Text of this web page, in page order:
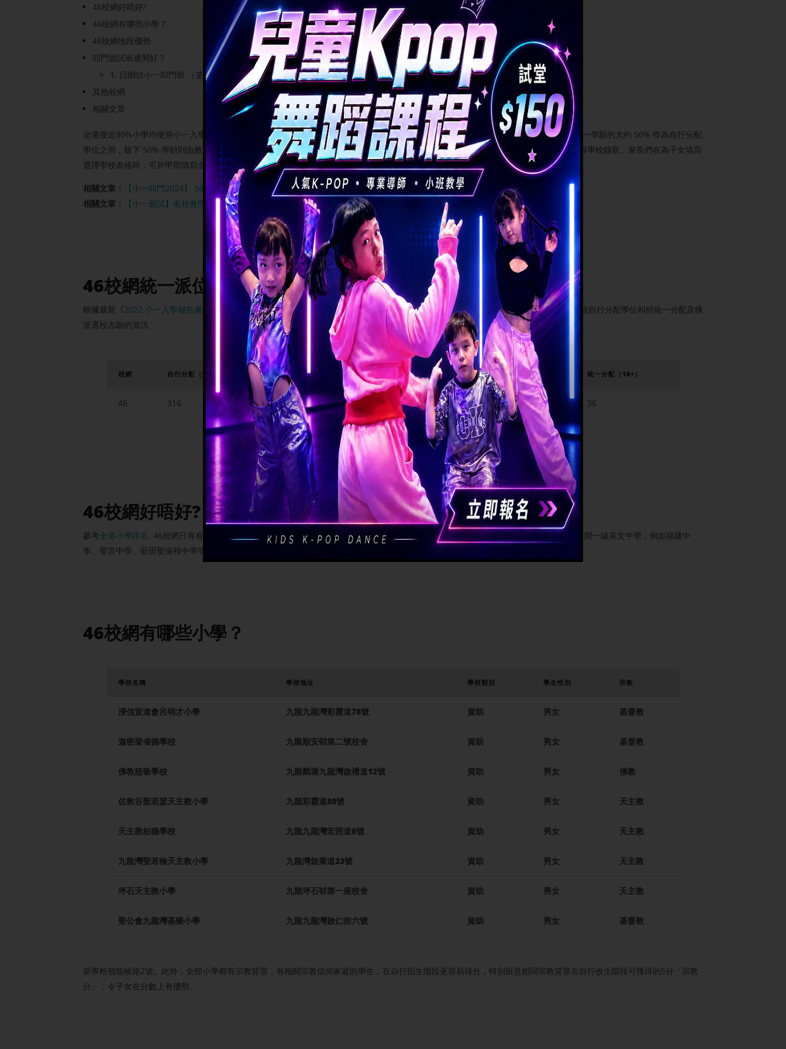
46校網好唔好?
46校網有哪些小學？
46校網地段優勢
叩門面試班邊間好？
1. 日朗坊小一叩門班 （荃灣/九龍/屯門/元朗）
其他校網
相關文章
全港接近90%小學均使用小一入學統籌辦法收錄學生，當中收生方法分為「自行分配學位」及「統一派位」兩個程序，每所小學將其全部小一學額的大約 50% 作為自行分配
學位之用，餘下 50% 學額則由教育局統一分配。當學童未能在「自行分配學位」階段獲得心儀的學校垂青，便要使用「統一派位」務求獲得學校錄取。家長們在為子女填寫
選擇學校表格時，可於甲部填寫全港任何官立或資助小學；而在乙部則必須填寫住址所屬學校網的「統一派位選校名單」內的學校。
相關文章：
【小一叩門2024】 5個增加錄取機會必睇攻略 附叩門信範本
相關文章：
【小一面試】名校會問什麼？面試班邊間好？附送2024年面試常見問題
46校網統一派位入學數據
根據最新《 2022 小一入學報告書 》, 46校網在2022年總共有1084個小一學位, 而經統一分配的學位則有536個, 佔總額的49%。以下是經學校自行分配學位和經統一分配及獲
派選校志願的資訊
校網 自行分配 （甲類） 自行分配 （乙類） 統一分配 （1-3） 統一分配（4-10） 統一分配 （10+）
46 316 232 390 110 36
46校網好唔好?
參考全港小學排名, 46校網只有有1間是全港Top 100的小學，就是九龍灣聖若翰天主教小學。46校網有著强大的中學網絡，觀塘區雲集了多間一線英文中學，例如福建中
學、聖言中學、藍田聖保祿中學等。
46校網有哪些小學？
學校名稱 學校地址 學校類別 學生性別 宗教
浸信宣道會呂明才小學 九龍九龍灣彩霞道78號 資助 男女 基督教
迦密梁省德學校 九龍順安邨第二號校舍 資助 男女 基督教
佛教慈敬學校 九龍觀塘九龍灣啟禮道12號 資助 男女 佛教
佐敦谷聖若瑟天主教小學 九龍彩霞道80號 資助 男女 天主教
天主教柏德學校 九龍九龍灣宏照道6號 資助 男女 天主教
九龍灣聖若翰天主教小學 九龍灣啟業道23號 資助 男女 天主教
坪石天主教小學 九龍坪石邨第一座校舍 資助 男女 天主教
聖公會九龍灣基樂小學 九龍九龍灣啟仁街六號 資助 男女 基督教
新界粉嶺龍峻路2號。此外，全部小學都有宗教背景，有相關宗教信仰家庭的學生，在自行招生階段更容易得分，特別留意相同宗教背景在自行收生階段可獲得的5分「宗教
分」，令子女在分數上有優勢。